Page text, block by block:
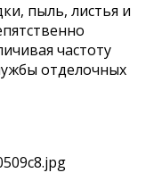
пыль, листья и
частоту
отделочных